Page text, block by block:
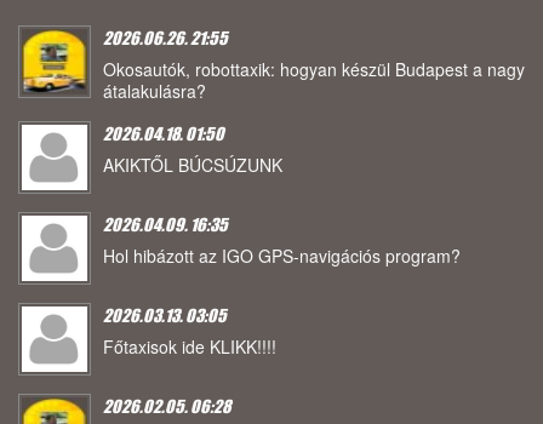
2026.06.26. 21:55
Okosautók, robottaxik: hogyan készül Budapest a nagy
átalakulásra?
2026.04.18. 01:50
AKIKTŐL BÚCSÚZUNK
2026.04.09. 16:35
Hol hibázott az IGO GPS-navigációs program?
2026.03.13. 03:05
Főtaxisok ide KLIKK!!!!
2026.02.05. 06:28